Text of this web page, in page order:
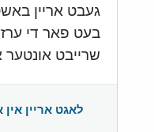
געבט אריין
בעט פאר די
שרייבט אונטער
לאגט אריין